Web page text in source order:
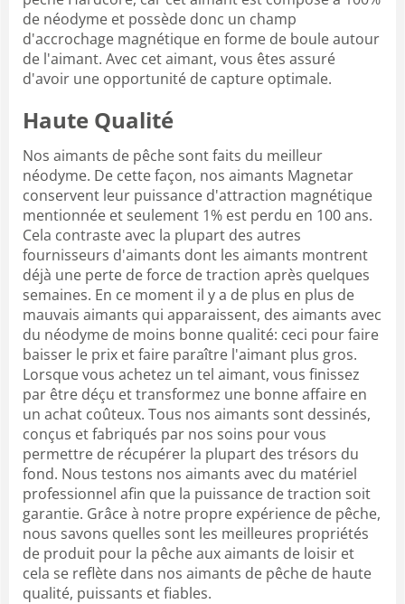
de néodyme et possède donc un champ
d'accrochage magnétique en forme de boule autour
de l'aimant. Avec cet aimant, vous êtes assuré
d'avoir une opportunité de capture optimale.
Haute Qualité
Nos aimants de pêche sont faits du meilleur
néodyme. De cette façon, nos aimants Magnetar
conservent leur puissance d'attraction magnétique
mentionnée et seulement 1% est perdu en 100 ans.
Cela contraste avec la plupart des autres
fournisseurs d'aimants dont les aimants montrent
déjà une perte de force de traction après quelques
semaines. En ce moment il y a de plus en plus de
mauvais aimants qui apparaissent, des aimants avec
du néodyme de moins bonne qualité: ceci pour faire
baisser le prix et faire paraître l'aimant plus gros.
Lorsque vous achetez un tel aimant, vous finissez
par être déçu et transformez une bonne affaire en
un achat coûteux. Tous nos aimants sont dessinés,
conçus et fabriqués par nos soins pour vous
permettre de récupérer la plupart des trésors du
fond. Nous testons nos aimants avec du matériel
professionnel afin que la puissance de traction soit
garantie. Grâce à notre propre expérience de pêche,
nous savons quelles sont les meilleures propriétés
de produit pour la pêche aux aimants de loisir et
cela se reflète dans nos aimants de pêche de haute
qualité, puissants et fiables.